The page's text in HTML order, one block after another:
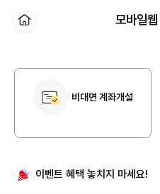
모바일웹
비대면 계좌개설
이벤트 혜택 놓치지 마세요!